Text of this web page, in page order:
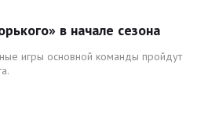
в начале сезона
игры основной команды пройдут